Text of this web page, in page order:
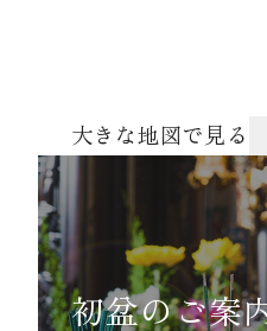
大きな地図で見る
初盆のご案